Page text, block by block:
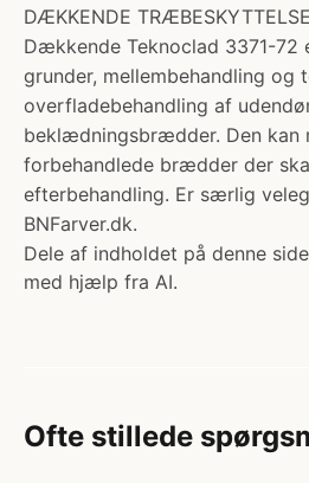
DÆKKENDE
Dækkende Teknoclad 3371-72
grunder, mellembehandling og
overfladebehandling af
beklædningsbrædder. Den kan
forbehandlede brædder der
efterbehandling. Er særlig
BNFarver.dk.
Dele af indholdet på denne
med hjælp fra AI.
Ofte stillede